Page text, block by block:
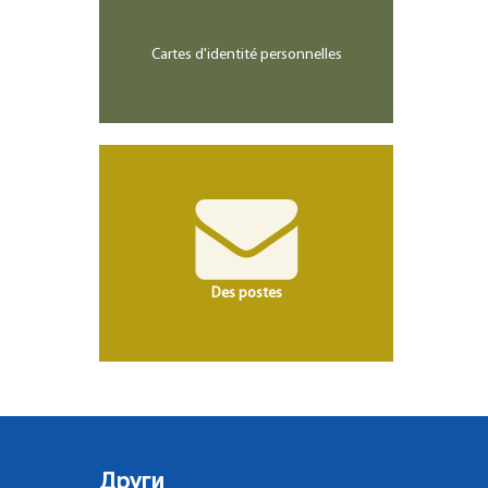
Cartes d'identité personnelles
Des postes
Други